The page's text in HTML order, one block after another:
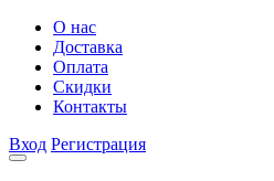
О нас
Доставка
Оплата
Скидки
Контакты
Вход Регистрация